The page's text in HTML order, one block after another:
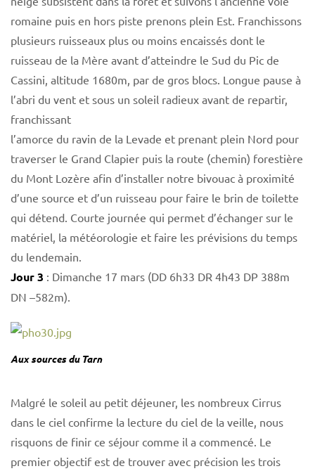
romaine puis en hors piste prenons plein Est. Franchissons
plusieurs ruisseaux plus ou moins encaissés dont le
ruisseau de la Mère avant d’atteindre le Sud du Pic de
Cassini, altitude 1680m, par de gros blocs. Longue pause à
l’abri du vent et sous un soleil radieux avant de repartir,
franchissant
l’amorce du ravin de la Levade et prenant plein Nord pour
traverser le Grand Clapier puis la route (chemin) forestière
du Mont Lozère afin d’installer notre bivouac à proximité
d’une source et d’un ruisseau pour faire le brin de toilette
qui détend. Courte journée qui permet d’échanger sur le
matériel, la météorologie et faire les prévisions du temps
du lendemain.
Jour 3 : Dimanche 17 mars (DD 6h33 DR 4h43 DP 388m
DN –582m).
Aux sources du Tarn
Malgré le soleil au petit déjeuner, les nombreux Cirrus
dans le ciel confirme la lecture du ciel de la veille, nous
risquons de finir ce séjour comme il a commencé. Le
premier objectif est de trouver avec précision les trois